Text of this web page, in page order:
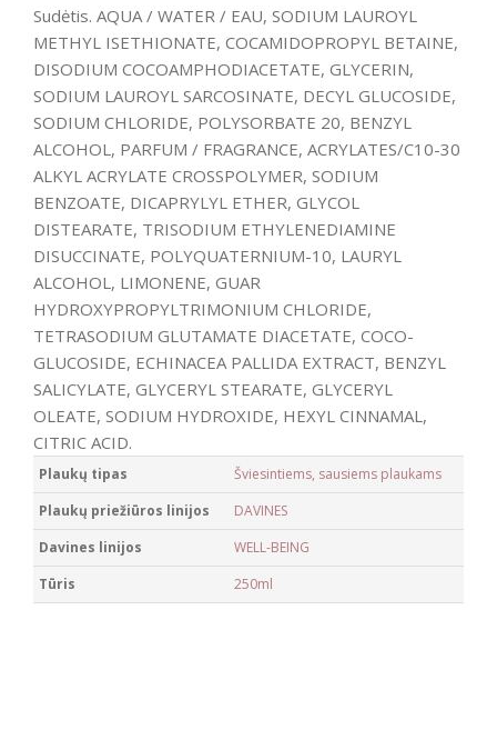
Sudėtis. AQUA / WATER / EAU, SODIUM LAUROYL
METHYL ISETHIONATE, COCAMIDOPROPYL BETAINE,
DISODIUM COCOAMPHODIACETATE, GLYCERIN,
SODIUM LAUROYL SARCOSINATE, DECYL GLUCOSIDE,
SODIUM CHLORIDE, POLYSORBATE 20, BENZYL
ALCOHOL, PARFUM / FRAGRANCE, ACRYLATES/C10-30
ALKYL ACRYLATE CROSSPOLYMER, SODIUM
BENZOATE, DICAPRYLYL ETHER, GLYCOL
DISTEARATE, TRISODIUM ETHYLENEDIAMINE
DISUCCINATE, POLYQUATERNIUM-10, LAURYL
ALCOHOL, LIMONENE, GUAR
HYDROXYPROPYLTRIMONIUM CHLORIDE,
TETRASODIUM GLUTAMATE DIACETATE, COCO-
GLUCOSIDE, ECHINACEA PALLIDA EXTRACT, BENZYL
SALICYLATE, GLYCERYL STEARATE, GLYCERYL
OLEATE, SODIUM HYDROXIDE, HEXYL CINNAMAL,
CITRIC ACID.
Plaukų tipas
Šviesintiems, sausiems plaukams
Plaukų priežiūros linijos
DAVINES
Davines linijos
WELL-BEING
Tūris
250ml